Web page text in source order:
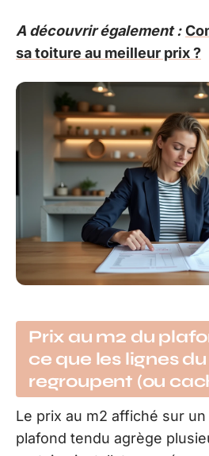
A découvrir également :
sa toiture au meilleur prix ?
Prix au m2 du
ce que les lignes
regroupent (ou
Le prix au m2 affiché sur
plafond tendu agrège